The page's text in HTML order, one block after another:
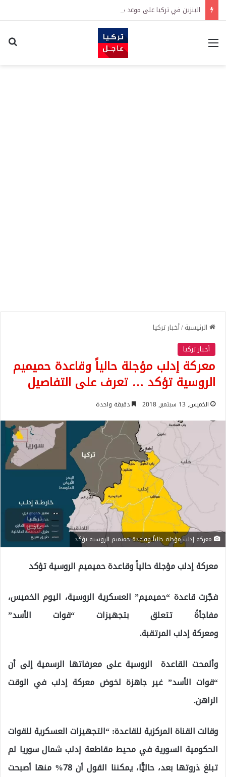
البنزين في تركيا على موعد مع زيادة جديدة.. كم سترتفع الأسعار؟
القائمة
الرئيسية/أخبار تركيا
أخبار تركيا
معركة إدلب مؤجلة حالياً وقاعدة حميميم
الروسية تؤكد … تعرف على التفاصيل
الخميس, 13 سبتمبر, 2018 دقيقة واحدة
معركة إدلب مؤجلة حالياً وقاعدة حميميم الروسية تؤكد
معركة إدلب مؤجلة حالياً وقاعدة حميميم الروسية تؤكد
فجّرت قاعدة “حميميم” العسكرية الروسية، اليوم الخميس،
مفاجأةً تتعلق بتجهيزات “قوات الأسد”
ومعركة إدلب المرتقبة.
وألمحت القاعدة الروسية على معرفاتها الرسمية إلى أن
“قوات الأسد” غير جاهزة لخوض معركة إدلب في الوقت
الراهن.
وقالت القناة المركزية للقاعدة: “التجهيزات العسكرية للقوات
الحكومية السورية في محيط مقاطعة إدلب شمال سوريا لم
تبلغ ذروتها بعد، حاليًّا، يمكننا القول أن 78% منها أصبحت